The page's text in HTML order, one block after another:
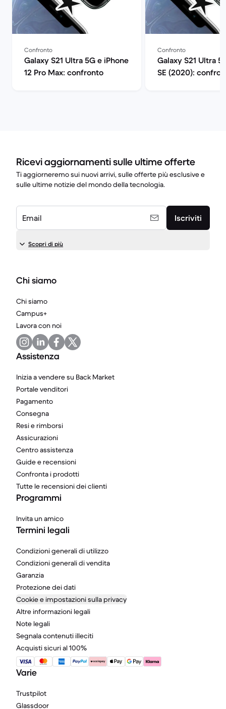
Confronto
Galaxy S21 Ultra 5G e iPhone
12 Pro Max: confronto
Confronto
Galaxy S21 Ultra
SE (2020):
Ricevi aggiornamenti sulle ultime offerte
Ti aggiorneremo sui nuovi arrivi, sulle offerte più esclusive e
sulle ultime notizie del mondo della tecnologia.
Email Iscriviti
Scopri di più
Chi siamo
Chi siamo
Campus+
Lavora con noi
Assistenza
Inizia a vendere su Back Market
Portale venditori
Pagamento
Consegna
Resi e rimborsi
Assicurazioni
Centro assistenza
Guide e recensioni
Confronta i prodotti
Tutte le recensioni dei clienti
Programmi
Invita un amico
Termini legali
Condizioni generali di utilizzo
Condizioni generali di vendita
Garanzia
Protezione dei dati
Cookie e impostazioni sulla privacy
Altre informazioni legali
Note legali
Segnala contenuti illeciti
Acquisti sicuri al 100%
Varie
Trustpilot
Glassdoor